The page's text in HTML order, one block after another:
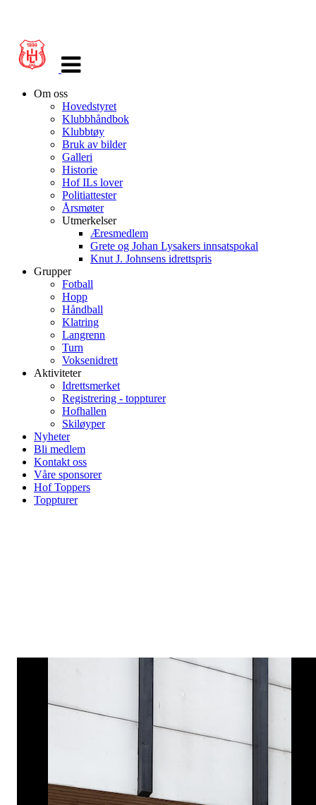
navigasjon
Om oss
Hovedstyret
Klubbhåndbok
Klubbtøy
Bruk av bilder
Galleri
Historie
Hof ILs lover
Politiattester
Årsmøter
Utmerkelser
Æresmedlem
Grete og Johan Lysakers innsatspokal
Knut J. Johnsens idrettspris
Grupper
Fotball
Hopp
Håndball
Klatring
Langrenn
Turn
Voksenidrett
Aktiviteter
Idrettsmerket
Registrering - toppturer
Hofhallen
Skiløyper
Nyheter
Bli medlem
Kontakt oss
Våre sponsorer
Hof Toppers
Toppturer